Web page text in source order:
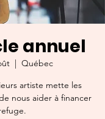
annuel
  |
Québec
artiste mette les
nous aider à financer